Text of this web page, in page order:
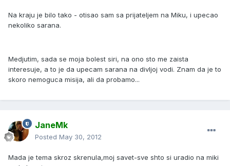
Na kraju je bilo tako - otisao sam sa prijateljem na Miku, i upecao
nekoliko sarana.
Medjutim, sada se moja bolest siri, na ono sto me zaista
interesuje, a to je da upecam sarana na divljoj vodi. Znam da je to
skoro nemoguca misija, ali da probamo...
JaneMk
Posted May 30, 2012
Mada je tema skroz skrenula,moj savet-sve shto si uradio na miki